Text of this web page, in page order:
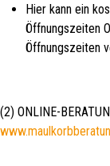
Hier kann ein
Öffnungszeiten
Öffnungszeiten
(2) ONLINE-